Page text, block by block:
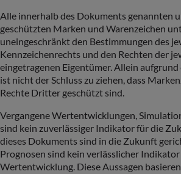
Alle innerhalb des Dokuments genannten
geschützten Marken und Warenzeichen
uneingeschränkt den Bestimmungen des
Kennzeichenrechts und den Rechten der
eingetragenen Eigentümer. Allein
ist nicht der Schluss zu ziehen, dass
Rechte Dritter geschützt sind.
Vergangene Wertentwicklungen,
sind kein zuverlässiger Indikator für die
dieses Dokuments sind in die Zukunft
Prognosen sind kein verlässlicher
Wertentwicklung. Diese Aussagen